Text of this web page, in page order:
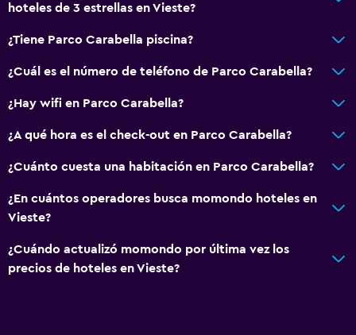
hoteles de 3 estrellas en Vieste?
¿Tiene Parco Carabella piscina?
¿Cuál es el número de teléfono de Parco Carabella?
¿Hay wifi en Parco Carabella?
¿A qué hora es el check-out en Parco Carabella?
¿Cuánto cuesta una habitación en Parco Carabella?
¿En cuántos operadores busca momondo hoteles en
Vieste?
¿Cuándo actualizó momondo por última vez los
precios de hoteles en Vieste?